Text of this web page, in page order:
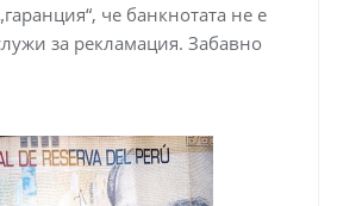
че банкнотата не е
за рекламация. Забавно